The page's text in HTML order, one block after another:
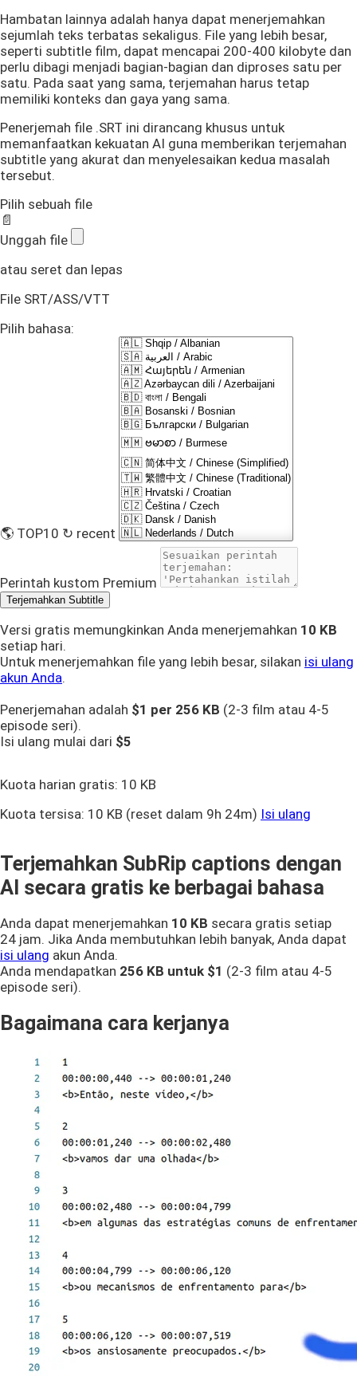
Hambatan lainnya adalah hanya dapat menerjemahkan
sejumlah teks terbatas sekaligus. File yang lebih besar,
seperti subtitle film, dapat mencapai 200-400 kilobyte dan
perlu dibagi menjadi bagian-bagian dan diproses satu per
satu. Pada saat yang sama, terjemahan harus tetap
memiliki konteks dan gaya yang sama.
Penerjemah file .SRT ini dirancang khusus untuk
memanfaatkan kekuatan AI guna memberikan terjemahan
subtitle yang akurat dan menyelesaikan kedua masalah
tersebut.
Pilih sebuah file
📄
Unggah file
atau seret dan lepas
File SRT/ASS/VTT
Pilih bahasa:
🌎 TOP10 ↻ recent
Perintah kustom Premium
Terjemahkan Subtitle
Versi gratis memungkinkan Anda menerjemahkan 10 KB
setiap hari.
Untuk menerjemahkan file yang lebih besar, silakan isi ulang
akun Anda.
Penerjemahan adalah $1 per 256 KB (2-3 film atau 4-5
episode seri).
Isi ulang mulai dari $5
Kuota harian gratis: 10 KB
Kuota tersisa: 10 KB (reset dalam 9h 24m) Isi ulang
Terjemahkan SubRip captions dengan
AI secara gratis ke berbagai bahasa
Anda dapat menerjemahkan 10 KB secara gratis setiap
24 jam. Jika Anda membutuhkan lebih banyak, Anda dapat
isi ulang akun Anda.
Anda mendapatkan 256 KB untuk $1 (2-3 film atau 4-5
episode seri).
Bagaimana cara kerjanya